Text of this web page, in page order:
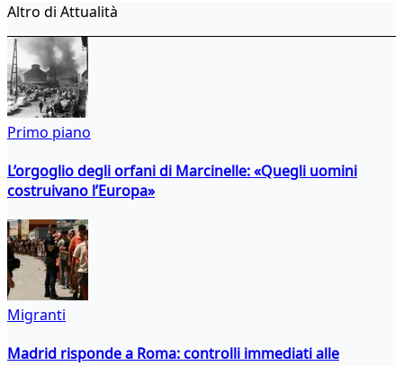
Altro di Attualità
Primo piano
L’orgoglio degli orfani di Marcinelle: «Quegli uomini
costruivano l’Europa»
Migranti
Madrid risponde a Roma: controlli immediati alle